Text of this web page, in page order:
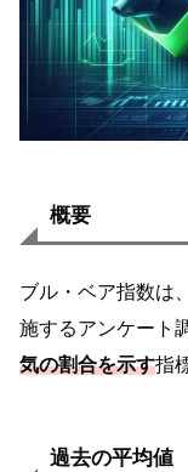
概要
ブル・ベア指数は
施するアンケート
気の割合を示す指
過去の平均値